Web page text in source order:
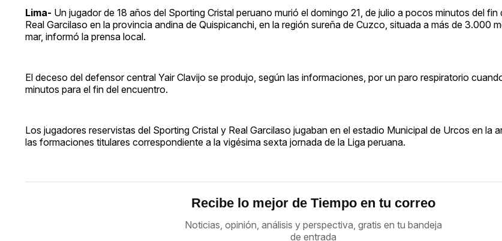
Lima- Un jugador de 18 años del Sporting Cristal peruano murió el domingo 21, de julio a pocos minutos del
Real Garcilaso en la provincia andina de Quispicanchi, en la región sureña de Cuzco, situada a más de 3.000
mar, informó la prensa local.
El deceso del defensor central Yair Clavijo se produjo, según las informaciones, por un paro respiratorio
minutos para el fin del encuentro.
Los jugadores reservistas del Sporting Cristal y Real Garcilaso jugaban en el estadio Municipal de Urcos en la
las formaciones titulares correspondiente a la vigésima sexta jornada de la Liga peruana.
Recibe lo mejor de Tiempo en tu correo
Noticias, opinión, análisis y perspectiva, gratis en tu bandeja
de entrada